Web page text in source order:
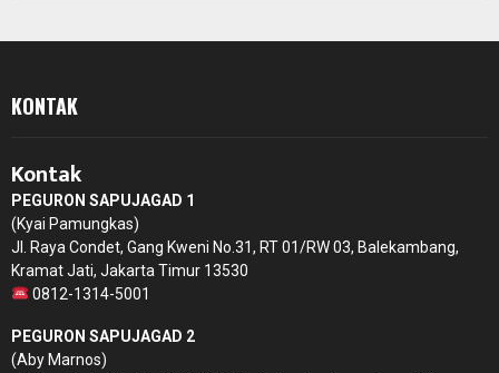
KONTAK
Kontak
PEGURON SAPUJAGAD 1
(Kyai Pamungkas)
Jl. Raya Condet, Gang Kweni No.31, RT 01/RW 03, Balekambang,
Kramat Jati, Jakarta Timur 13530
0812-1314-5001
PEGURON SAPUJAGAD 2
(Aby Marnos)